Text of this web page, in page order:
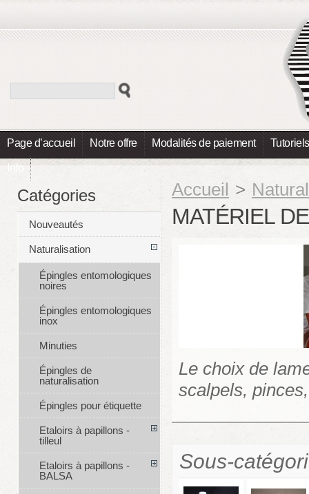
Page d’accueil Notre offre Modalités de paiement Tutoriels
Info
Accueil >
MATÉRIEL
Le choix de
scalpels,
Sous-
Catégories
Nouveautés
Naturalisation
Épingles entomologiques
noires
Épingles entomologiques
inox
Minuties
Épingles de
naturalisation
Épingles pour étiquette
Etaloirs à papillons -
tilleul
Etaloirs à papillons -
BALSA